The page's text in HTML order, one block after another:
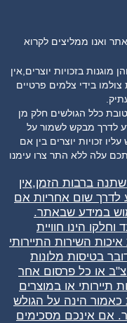
ואנו ממליצים לקרוא
חלק מהתמונות שבאתר נרכשו מאתר 123rf והן מוגנות בזכויות יוצרים,אין
בידי צלמים פרטיים
כלל הגולשים חלק מן
לדרך מבקש לשמור על
זכויות יוצרים בין אם
עלה ללא התר צרו עימנו
ברבות הזמן,אין
לדרך שום אחריות אם
במידע שבאתר.
הינו חוויית
השירות התיירותי
בטיסות מלונות
או כל פרסום אחר
או במוצרים
הינה על הגולש
אם אינכם מסכימים